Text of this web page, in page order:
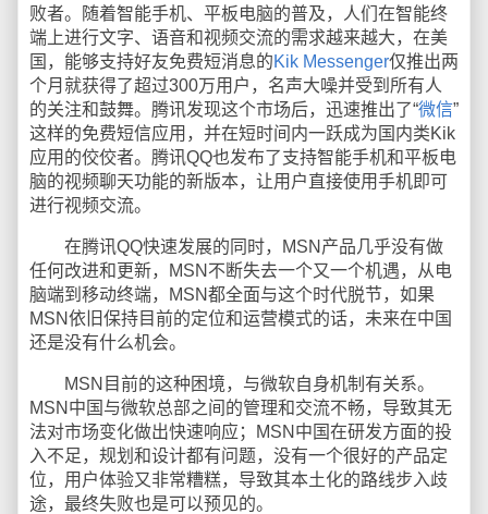
败者。随着智能手机、平板电脑的普及，人们在智能终
端上进行文字、语音和视频交流的需求越来越大，在美
国，能够支持好友免费短消息的Kik Messenger仅推出两
个月就获得了超过300万用户，名声大噪并受到所有人
的关注和鼓舞。腾讯发现这个市场后，迅速推出了“微信”
这样的免费短信应用，并在短时间内一跃成为国内类Kik
应用的佼佼者。腾讯QQ也发布了支持智能手机和平板电
脑的视频聊天功能的新版本，让用户直接使用手机即可
进行视频交流。
在腾讯QQ快速发展的同时，MSN产品几乎没有做
任何改进和更新，MSN不断失去一个又一个机遇，从电
脑端到移动终端，MSN都全面与这个时代脱节，如果
MSN依旧保持目前的定位和运营模式的话，未来在中国
还是没有什么机会。
MSN目前的这种困境，与微软自身机制有关系。
MSN中国与微软总部之间的管理和交流不畅，导致其无
法对市场变化做出快速响应；MSN中国在研发方面的投
入不足，规划和设计都有问题，没有一个很好的产品定
位，用户体验又非常糟糕，导致其本土化的路线步入歧
途，最终失败也是可以预见的。